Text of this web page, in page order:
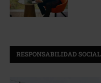
RESPONSABILIDAD SOCIAL